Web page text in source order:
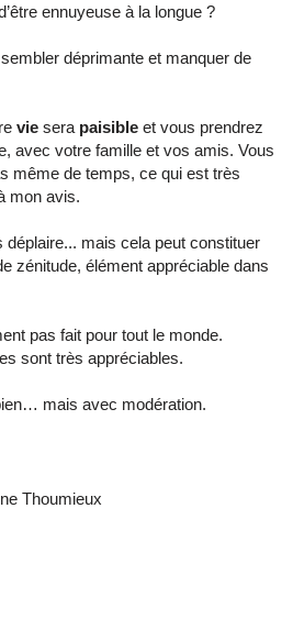
ennuyeuse à la longue ?
déprimante et manquer de
vie sera paisible et vous prendrez
avec votre famille et vos amis. Vous
même de temps, ce qui est très
mon avis.
déplaire... mais cela peut constituer
zénitude, élément appréciable dans
pas fait pour tout le monde.
sont très appréciables.
mais avec modération.
Thoumieux